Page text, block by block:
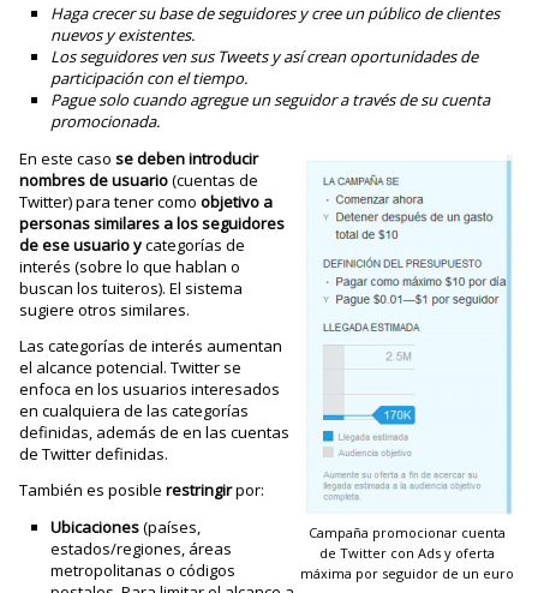
Haga crecer su base de seguidores y cree un público de clientes
nuevos y existentes.
Los seguidores ven sus Tweets y así crean oportunidades de
participación con el tiempo.
Pague solo cuando agregue un seguidor a través de su cuenta
promocionada.
Campaña promocionar cuenta
de Twitter con Ads y oferta
máxima por seguidor de un euro
En este casose deben introducir
nombres de usuario(cuentas de
Twitter) para tener comoobjetivo a
personas similares a los seguidores
de ese usuario ycategorías de
interés (sobre lo que hablan o
buscan los tuiteros). El sistema
sugiere otros similares.
Las categorías de interés aumentan
el alcance potencial. Twitter se
enfoca en los usuarios interesados
en cualquiera de las categorías
definidas, además de en las cuentas
de Twitter definidas.
También es posiblerestringirpor:
Ubicaciones(países,
estados/regiones, áreas
metropolitanas o códigos